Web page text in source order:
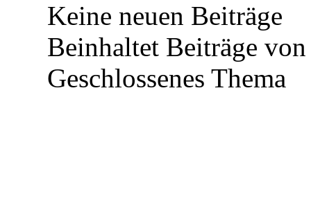
Keine neuen Beiträge
Beinhaltet Beiträge
Geschlossenes Thema